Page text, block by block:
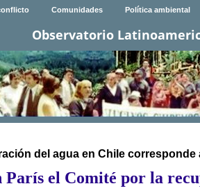
Comunidades Política ambiental
Observatorio
del agua en Chile
París el Comité por la